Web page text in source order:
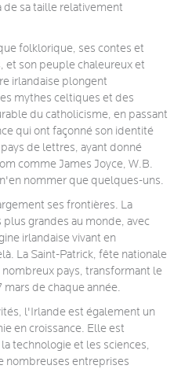
de sa taille relativement
folklorique, ses contes et
et son peuple chaleureux et
irlandaise plongent
mythes celtiques et des
du catholicisme, en passant
qui ont façonné son identité
de lettres, ayant donné
comme James Joyce, W.B.
nommer que quelques-uns.
ses frontières. La
grandes au monde, avec
irlandaise vivant en
La Saint-Patrick, fête nationale
pays, transformant le
mars de chaque année.
l'Irlande est également un
en croissance. Elle est
technologie et les sciences,
nombreuses entreprises